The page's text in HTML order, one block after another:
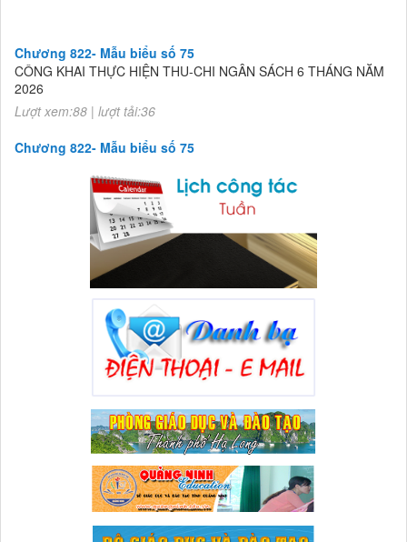
Chương 822- Mẫu biểu số 75
CÔNG KHAI THỰC HIỆN THU-CHI NGÂN SÁCH 6 THÁNG NĂM
2026
Lượt xem:88 | lượt tải:36
Chương 822- Mẫu biểu số 75
CÔNG KHAI THỰC HIỆN THU-CHI NGÂN SÁCH 6 THÁNG NĂM
Lượt xem:88 | lượt tải:36